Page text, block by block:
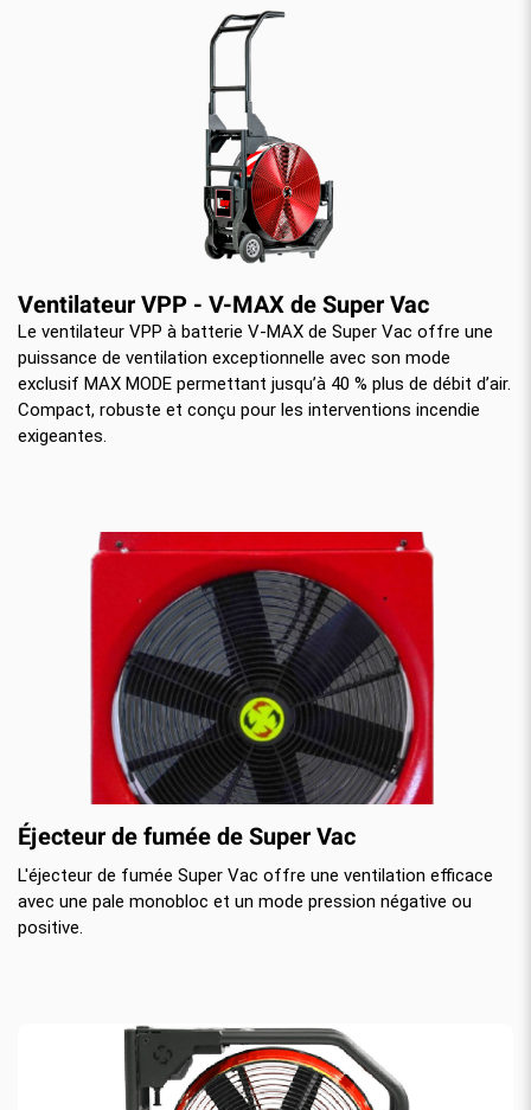
Ventilateur VPP - V-MAX de Super Vac
Le ventilateur VPP à batterie V-MAX de Super Vac offre une
puissance de ventilation exceptionnelle avec son mode
exclusif MAX MODE permettant jusqu’à 40 % plus de débit d’air.
Compact, robuste et conçu pour les interventions incendie
exigeantes.
Éjecteur de fumée de Super Vac
L'éjecteur de fumée Super Vac offre une ventilation efficace
avec une pale monobloc et un mode pression négative ou
positive.